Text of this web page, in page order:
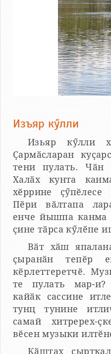
Изъяр кӳлли
Изьяр кӳлли
Ҫармӑсларан
тени пулать. Чӑн
Халӑх кунта
хӗррине ҫӳпӗлесе
Пӗри вӑлтапа
енче йышпа канма
ҫине тӑрса кӳлӗпе
Вӑт хӑш
ҫыранӑн тепӗр
кӗрлеттеретчӗ.
те пулать мар-и?
кайӑк сассине
тунц тунине
самай хитререх-
вӗсен музыки
Кӑштах